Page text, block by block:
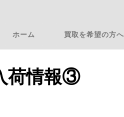
ホーム 買取を希望の方へ
荷情報③